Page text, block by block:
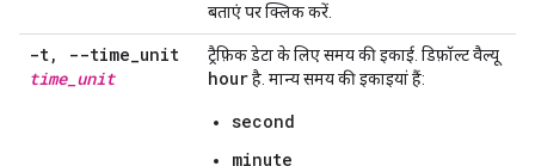
बताएं पर क्लिक करें.
-t, --time_unit
time_ unit
ट्रैफ़िक डेटा के लिए समय की इकाई. डिफ़ॉल्ट वैल्यू
hourहै. मान्य समय की इकाइयां हैं:
second
minute